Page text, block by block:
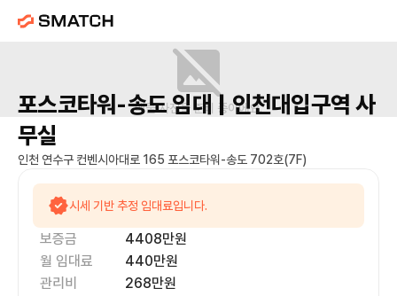
매물 사진을 준비 중이에요.
포스코타워-송도임대 | 인천대입구역 사
무실
인천 연수구 컨벤시아대로 165 포스코타워-송도 702호(7F)
시세 기반 추정 임대료입니다.
보증금 4408만원
월 임대료
440만원
관리비
268만원